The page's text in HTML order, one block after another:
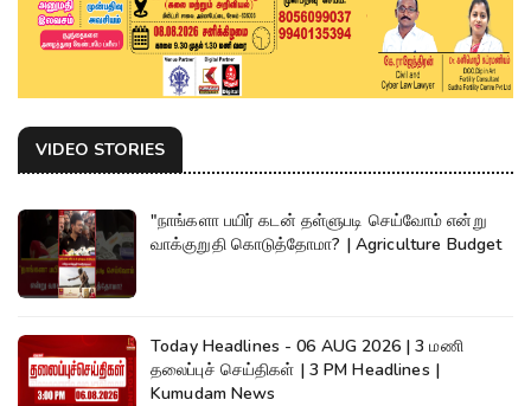
VIDEO STORIES
"நாங்களா பயிர் கடன் தள்ளுபடி செய்வோம் என்று
வாக்குறுதி கொடுத்தோமா? | Agriculture Budget
Today Headlines - 06 AUG 2026 | 3 மணி
தலைப்புச் செய்திகள் | 3 PM Headlines |
Kumudam News